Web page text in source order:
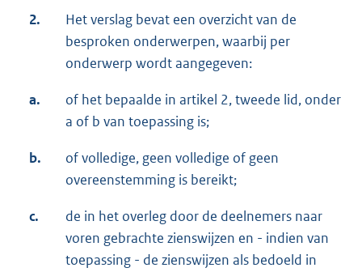
2.
Het verslag bevat een overzicht van de
besproken onderwerpen, waarbij per
onderwerp wordt aangegeven:
a.
of het bepaalde in artikel 2, tweede lid, onder
a of b van toepassing is;
b.
of volledige, geen volledige of geen
overeenstemming is bereikt;
c.
de in het overleg door de deelnemers naar
voren gebrachte zienswijzen en - indien van
toepassing - de zienswijzen als bedoeld in